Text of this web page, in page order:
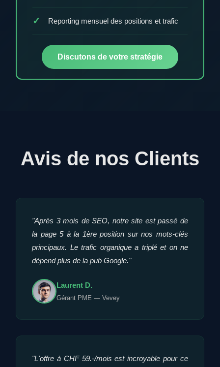
Reporting mensuel des positions et trafic
Discutons de votre stratégie
Avis de nos Clients
"Après 3 mois de SEO, notre site est passé de
la page 5 à la 1ère position sur nos mots-clés
principaux. Le trafic organique a triplé et on ne
dépend plus de la pub Google."
Laurent D.
Gérant PME — Vevey
"L'offre à CHF 59.-/mois est incroyable pour ce